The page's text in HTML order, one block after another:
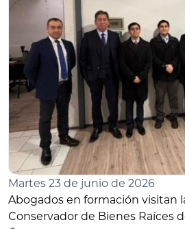
Martes 23 de junio de 2026
Abogados en formación visitan
Conservador de Bienes Raíces